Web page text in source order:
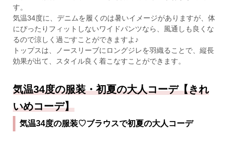
す。
気温34度に、デニムを履くのは暑いイメージがありますが、体
にぴったりフィットしないワイドパンツなら、風通しも良くな
るので涼しく過ごすことができますよ♪
トップスは、ノースリーブにロングジレを羽織ることで、縦長
効果が出て、スタイル良く着こなすことができます。
気温34度の服装・初夏の大人コーデ【きれ
いめコーデ】
気温34度の服装♡ブラウスで初夏の大人コーデ